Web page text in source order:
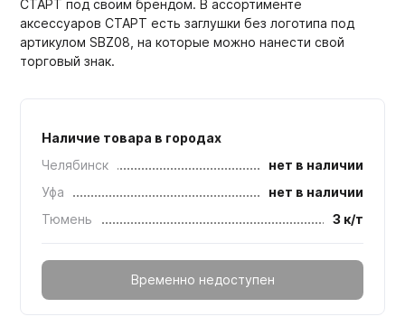
СТАРТ под своим брендом. В ассортименте
аксессуаров СТАРТ есть заглушки без логотипа под
артикулом SBZ08, на которые можно нанести свой
торговый знак.
Наличие товара в городах
Челябинск
нет в наличии
Уфа
нет в наличии
Тюмень
3 к/т
Временно недоступен